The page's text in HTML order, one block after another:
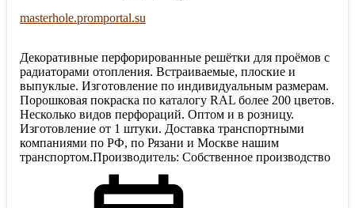
masterhole.promportal.su
Декоративные перфорированные решётки для проёмов с
радиаторами отопления. Встраиваемые, плоские и
выпуклые. Изготовление по индивидуальным размерам.
Порошковая покраска по каталогу RAL более 200 цветов.
Несколько видов перфораций. Оптом и в розницу.
Изготовление от 1 штуки. Доставка транспортными
компаниями по РФ, по Рязани и Москве нашим
транспортом.Производитель: Собственное производство